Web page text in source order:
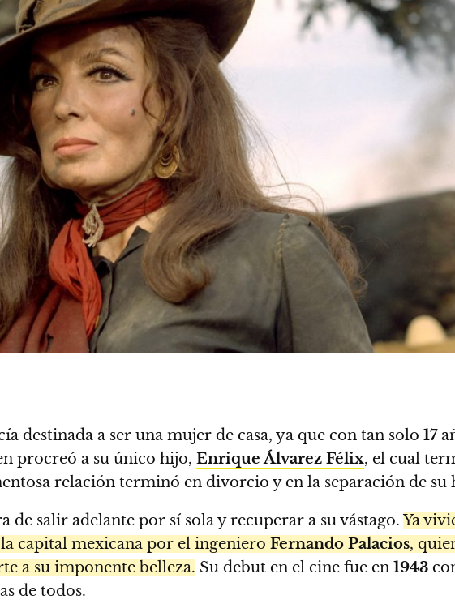
destinada a ser una mujer de casa, ya que con tan solo 17
procreó a su único hijo, Enrique Álvarez Félix, el cual
relación terminó en divorcio y en la separación de su
de salir adelante por sí sola y recuperar a su vástago. Ya
capital mexicana por el ingeniero Fernando Palacios,
a su imponente belleza. Su debut en el cine fue en 1943
de todos.